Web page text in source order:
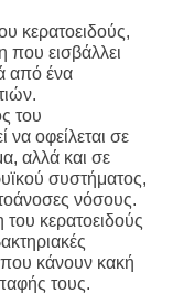
κερατοειδούς,
που εισβάλλει
από ένα
του
να οφείλεται σε
αλλά και σε
συστήματος,
νόσους.
κερατοειδούς
κάνουν κακή
τους.